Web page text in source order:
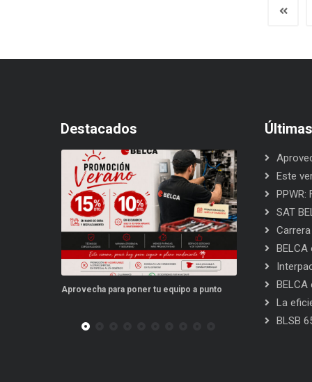
Destacados
para poner tu equipo a punto Este verano, tus repuestos tienen
Este
PPWR:
SAT
BELCA
La
BLSB